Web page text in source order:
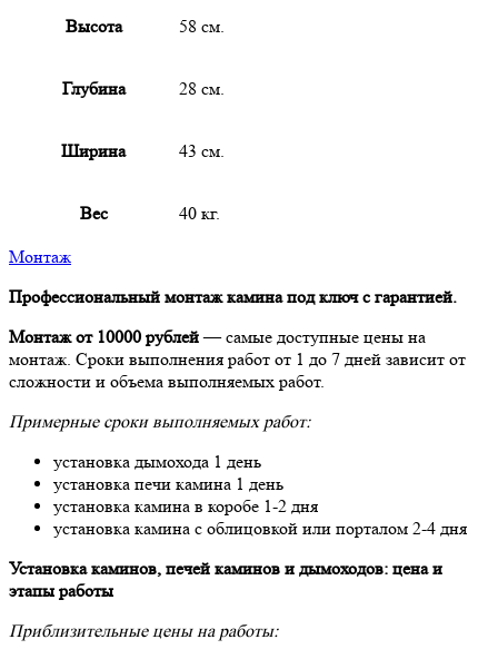
Высота 58 см.
Глубина 28 см.
Ширина 43 см.
Вес 40 кг.
Монтаж
Профессиональный монтаж камина под ключ с гарантией.
Монтаж от 10000 рублей— самые доступные цены на
монтаж. Сроки выполнения работ от 1 до 7 дней зависит от
сложности и объема выполняемых работ.
Примерные сроки выполняемых работ:
установка дымохода 1 день
установка печи камина 1 день
установка камина в коробе 1-2 дня
установка камина с облицовкой или порталом 2-4 дня
Установка каминов, печей каминов и дымоходов: цена и
этапы работы
Приблизительные цены на работы: